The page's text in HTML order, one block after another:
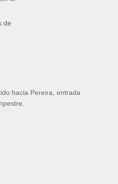
de
hacia Pereira, entrada